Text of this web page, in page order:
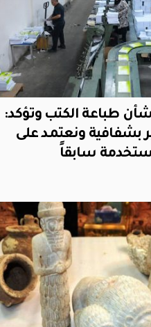
طباعة الكتب وتؤكد:
بشفافية ونعتمد على
سابقاً